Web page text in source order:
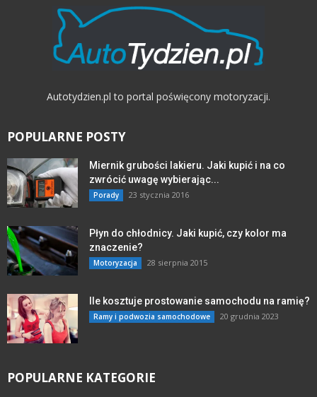
Autotydzien.pl to portal poświęcony motoryzacji.
POPULARNE POSTY
Miernik grubości lakieru. Jaki kupić i na co
zwrócić uwagę wybierając...
Porady 23 stycznia 2016
Płyn do chłodnicy. Jaki kupić, czy kolor ma
znaczenie?
Motoryzacja 28 sierpnia 2015
Ile kosztuje prostowanie samochodu na ramię?
Ramy i podwozia samochodowe 20 grudnia 2023
POPULARNE KATEGORIE